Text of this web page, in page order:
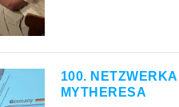
100.
MYTHERESA